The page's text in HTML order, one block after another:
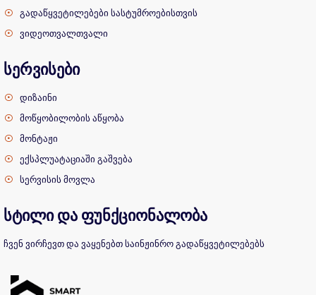
გადაწყვეტილებები სასტუმროებისთვის
ვიდეოთვალთვალი
სერვისები
დიზაინი
მოწყობილობის აწყობა
მონტაჟი
ექსპლუატაციაში გაშვება
სერვისის მოვლა
სტილი და ფუნქციონალობა
ჩვენ ვირჩევთ და ვაყენებთ საინჟინრო გადაწყვეტილებებს